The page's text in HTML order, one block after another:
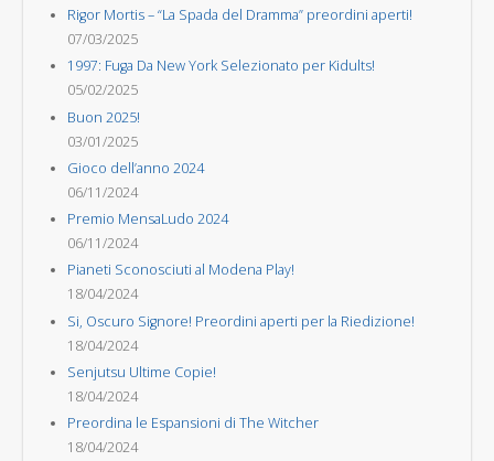
Rigor Mortis – “La Spada del Dramma” preordini aperti!
07/03/2025
1997: Fuga Da New York Selezionato per Kidults!
05/02/2025
Buon 2025!
03/01/2025
Gioco dell’anno 2024
06/11/2024
Premio MensaLudo 2024
06/11/2024
Pianeti Sconosciuti al Modena Play!
18/04/2024
Si, Oscuro Signore! Preordini aperti per la Riedizione!
18/04/2024
Senjutsu Ultime Copie!
18/04/2024
Preordina le Espansioni di The Witcher
18/04/2024